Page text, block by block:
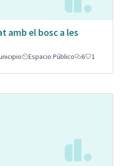
amb el bosc a les
Espacio Público 6 1